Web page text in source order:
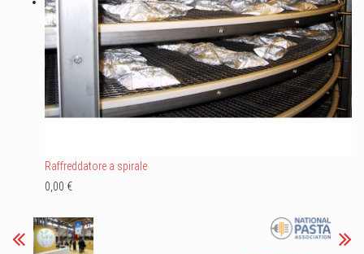
Raffreddatore a spirale
0,00 €